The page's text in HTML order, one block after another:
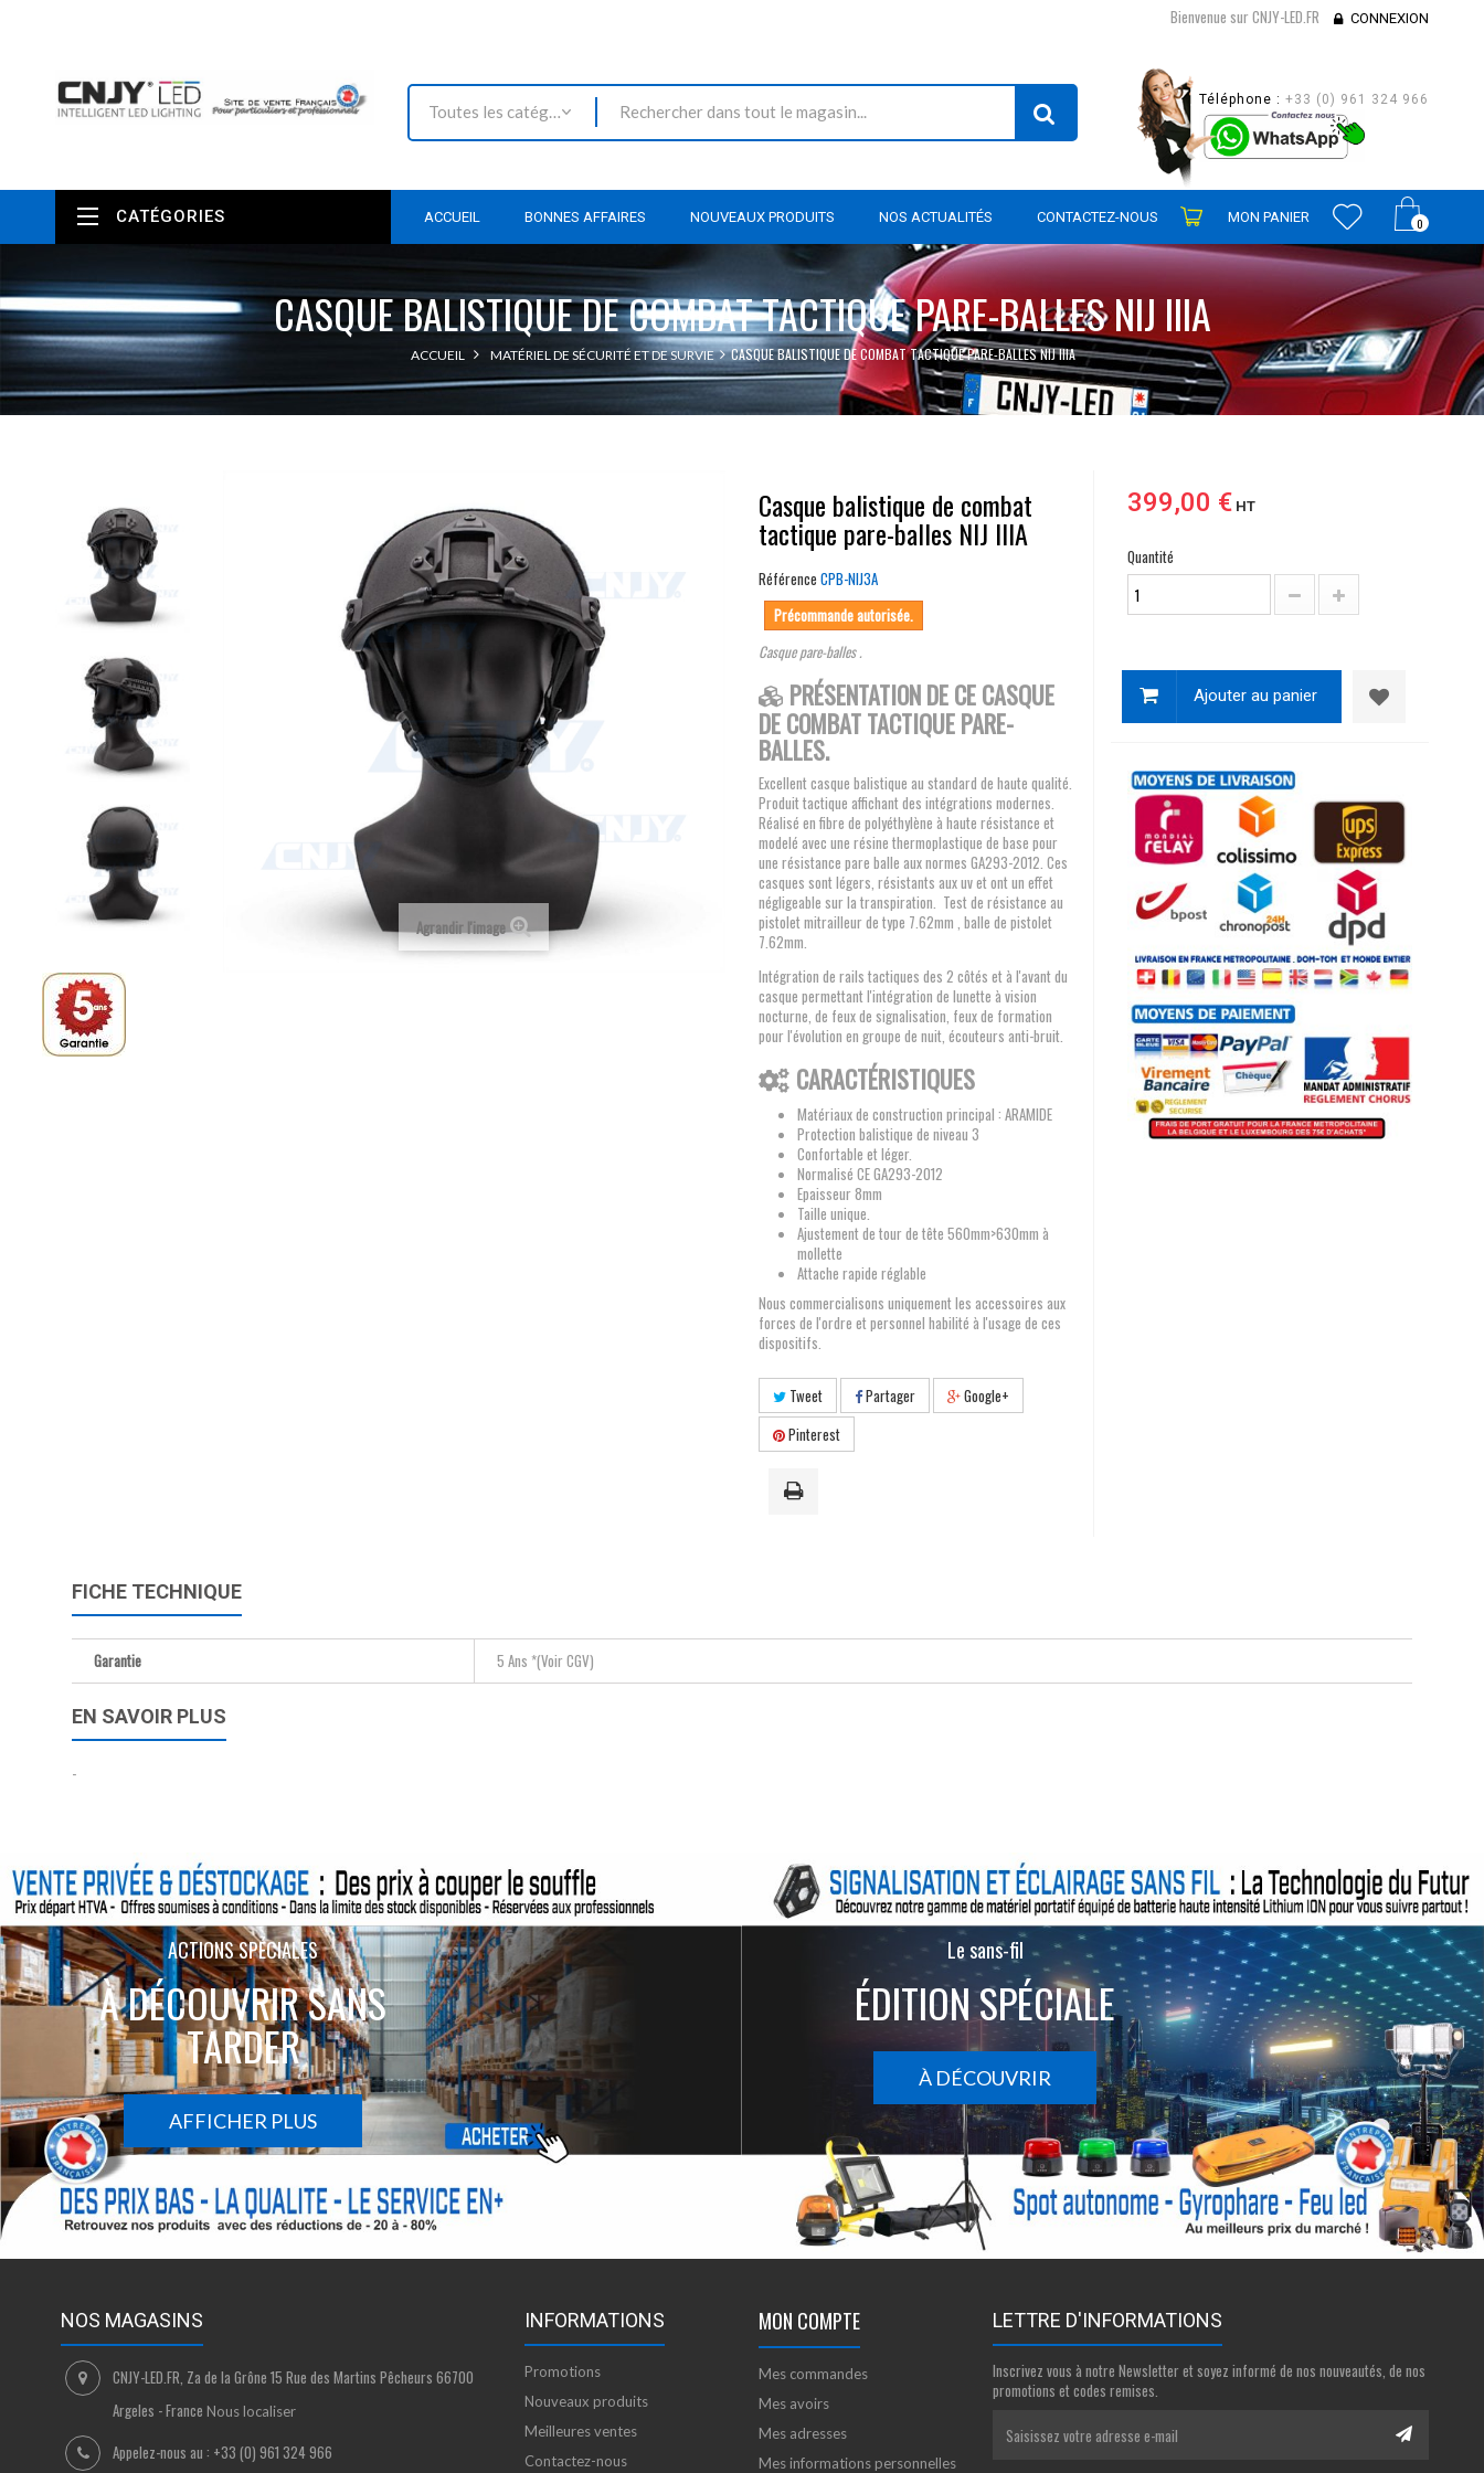
Bienvenue sur CNJY-LED.FR CONNEXION
Toutes les catégories
Téléphone : +33 (0) 961 324 966
0
ACCUEIL BONNES AFFAIRES NOUVEAUX PRODUITS NOS ACTUALITÉS CONTACTEZ-NOUS MON PANIER
CATÉGORIES
CASQUE BALISTIQUE DE COMBAT TACTIQUE PARE-BALLES NIJ IIIA
ACCUEIL MATÉRIEL DE SÉCURITÉ ET DE SURVIE CASQUE BALISTIQUE DE COMBAT TACTIQUE PARE-BALLES NIJ IIIA
Agrandir l'image
Casque balistique de combat
tactique pare-balles NIJ IIIA
Référence CPB-NIJ3A
Précommande autorisée.
Casque pare-balles .
PRÉSENTATION DE CE CASQUE
DE COMBAT TACTIQUE PARE-
BALLES.
Excellent casque balistique au standard de haute qualité.
Produit tactique affichant des intégrations modernes.
Réalisé en fibre de polyéthylène à haute résistance et
modelé avec une résine thermoplastique de base pour
une résistance pare balle aux normes GA293-2012. Ces
casques sont légers, résistants aux uv et ont un effet
négligeable sur la transpiration. Test de résistance au
pistolet mitrailleur de type 7.62mm , balle de pistolet
7.62mm.
Intégration de rails tactiques des 2 côtés et à l'avant du
casque permettant l'intégration de lunette à vision
nocturne, de feux de signalisation, feux de formation
pour l'évolution en groupe de nuit, écouteurs anti-bruit.
CARACTÉRISTIQUES
Matériaux de construction principal : ARAMIDE
Protection balistique de niveau 3
Confortable et léger.
Normalisé CE GA293-2012
Epaisseur 8mm
Taille unique.
Ajustement de tour de tête 560mm>630mm à
mollette
Attache rapide réglable
Nous commercialisons uniquement les accessoires aux
forces de l'ordre et personnel habilité à l'usage de ces
dispositifs.
Tweet Partager
Google+
Pinterest
399,00 €HT
Quantité
Ajouter au panier
FICHE TECHNIQUE
Garantie 5 Ans *(Voir CGV)
EN SAVOIR PLUS
-
ACTIONS SPÉCIALES
À DÉCOUVRIR SANS
TARDER
AFFICHER PLUS
Le sans-fil
ÉDITION SPÉCIALE
À DÉCOUVRIR
NOS MAGASINS
CNJY-LED.FR, Za de la Grône 15 Rue des Martins Pêcheurs 66700
Argeles - France Nous localiser
Appelez-nous au : +33 (0) 961 324 966
INFORMATIONS
Promotions
Nouveaux produits
Meilleures ventes
Contactez-nous
MON COMPTE
Mes commandes
Mes avoirs
Mes adresses
Mes informations personnelles
LETTRE D'INFORMATIONS
Inscrivez vous à notre Newsletter et soyez informé de nos nouveautés, de nos
promotions et codes remises.